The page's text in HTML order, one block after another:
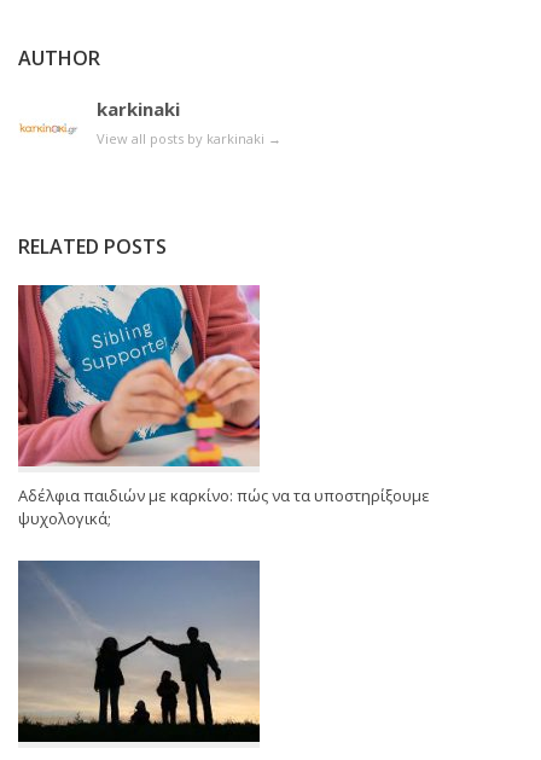
AUTHOR
karkinaki
View all posts by karkinaki →
RELATED POSTS
Αδέλφια παιδιών με καρκίνο: πώς να τα υποστηρίξουμε
ψυχολογικά;